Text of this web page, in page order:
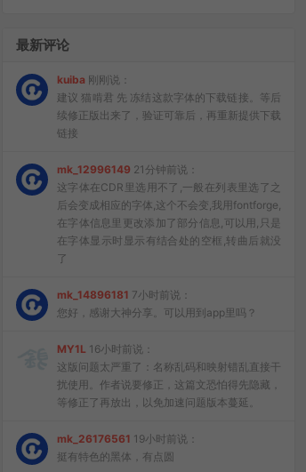
最新评论
kuiba 刚刚说：
建议 猫啃君 先 冻结这款字体的下载链接。等后
续修正版出来了，验证可靠后，再重新提供下载
链接
mk_12996149 21分钟前说：
这字体在CDR里选用不了,一般在列表里选了之
后会变成相应的字体,这个不会变,我用fontforge,
在字体信息里更改添加了部分信息,可以用,只是
在字体显示时显示有结合处的空框,转曲后就没
了
mk_14896181 7小时前说：
您好，感谢大神分享。可以用到app里吗？
MY1L 16小时前说：
这版问题太严重了：名称乱码和映射错乱直接干
扰使用。作者说要修正，这篇文恐怕得先隐藏，
等修正了再放出，以免加速问题版本蔓延。
mk_26176561 19小时前说：
挺有特色的黑体，有点圆